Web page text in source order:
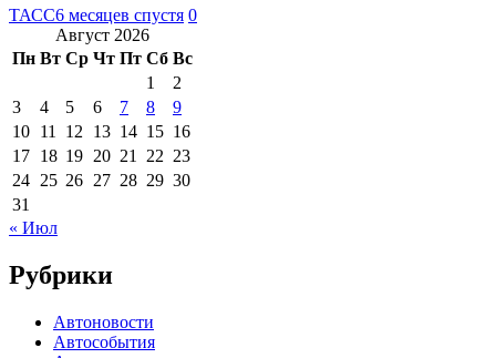
ТАСС6 месяцев спустя 0
Август 2026
Пн Вт Ср Чт Пт Сб Вс
1
2
3
4 5 6 7 8
9
10 11 12 13 14 15 16
17 18 19 20 21 22 23
24 25 26 27 28 29 30
31
« Июл
Рубрики
Автоновости
Автособытия